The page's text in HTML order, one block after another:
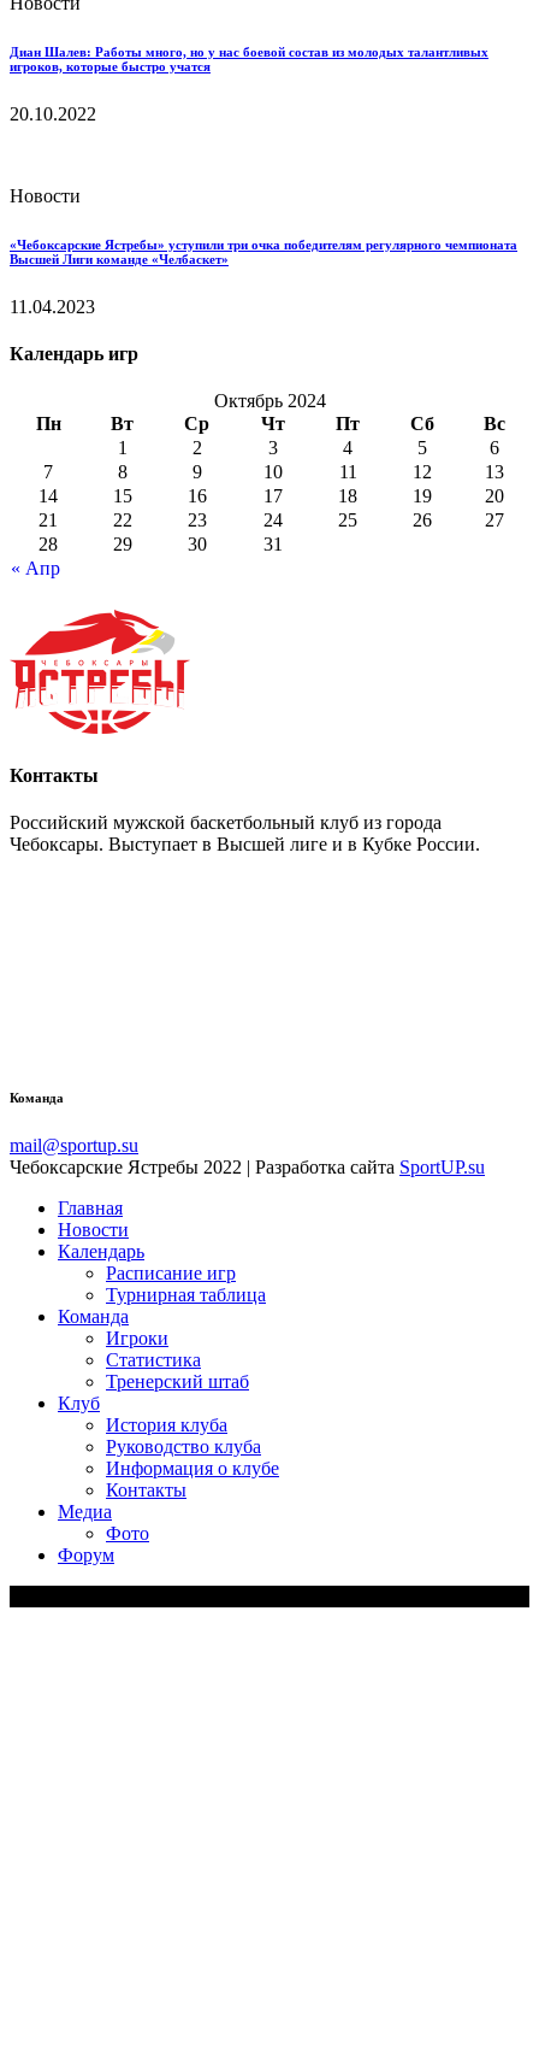
Диан Шалев: Работы много, но у нас боевой состав из молодых талантливых
игроков, которые быстро учатся
20.10.2022
Новости
«Чебоксарские Ястребы» уступили три очка победителям регулярного чемпионата
Высшей Лиги команде «Челбаскет»
11.04.2023
Календарь игр
Октябрь 2024
Пн
Вт Ср Чт Пт Сб Вс
« Апр
1 2 3 4 5
6
7
8 9 10 11 12
13
14
15 16 17 18 19
20
21
22 23 24 25 26
27
28
29 30 31
Контакты
Российский мужской баскетбольный клуб из города
Чебоксары. Выступает в Высшей лиге и в Кубке России.
Команда
mail@sportup.su
Чебоксарские Ястребы 2022 | Разработка сайта SportUP.su
Главная
Новости
Календарь
Расписание игр
Турнирная таблица
Команда
Игроки
Статистика
Тренерский штаб
Клуб
История клуба
Руководство клуба
Информация о клубе
Контакты
Медиа
Фото
Форум